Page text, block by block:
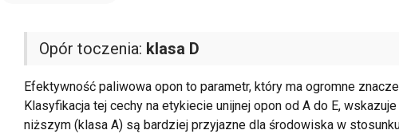
Opór toczenia: klasa D
Efektywność paliwowa opon to parametr, który ma ogromne
Klasyfikacja tej cechy na etykiecie unijnej opon od A do E,
niższym (klasa A) są bardziej przyjazne dla środowiska w